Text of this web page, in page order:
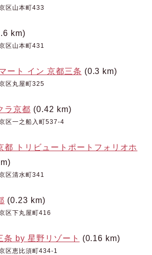
区山本町433
km)
区山本町431
ート イン 京都三条 (0.3 km)
区丸屋町325
ラ京都 (0.42 km)
区一之船入町537-4
都 トリビュートポートフォリオホ
区清水町341
(0.23 km)
区下丸屋町416
条 by 星野リゾート (0.16 km)
区恵比須町434-1